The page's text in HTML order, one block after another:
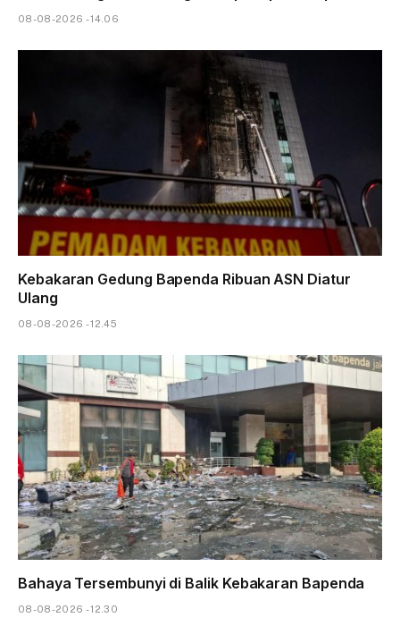
08-08-2026 - 14.06
Kebakaran Gedung Bapenda Ribuan ASN Diatur
Ulang
08-08-2026 - 12.45
Bahaya Tersembunyi di Balik Kebakaran Bapenda
08-08-2026 - 12.30